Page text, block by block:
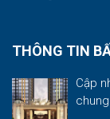
THÔNG TIN
Cập